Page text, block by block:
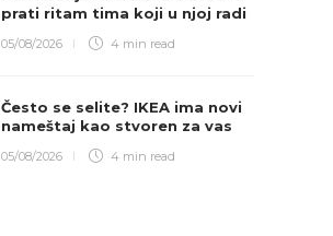
prati ritam tima koji u njoj radi
05/08/2026 4 min read
Često se selite? IKEA ima novi
nameštaj kao stvoren za vas
05/08/2026 4 min read